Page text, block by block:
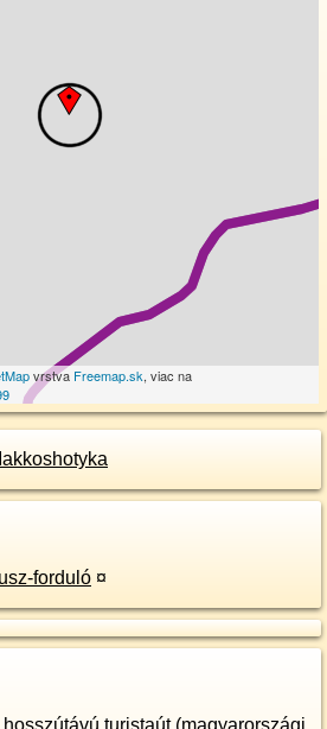
vrstva Freemap.sk, viac na
forduló ¤
turistaút (magyarországi